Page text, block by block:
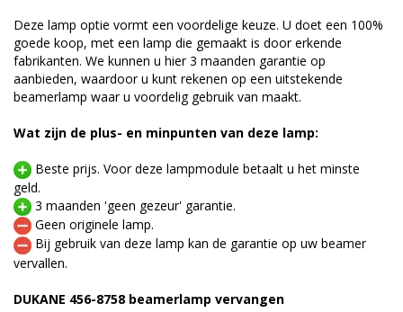
Deze lamp optie vormt een voordelige keuze. U doet een 100%
goede koop, met een lamp die gemaakt is door erkende
fabrikanten. We kunnen u hier 3 maanden garantie op
aanbieden, waardoor u kunt rekenen op een uitstekende
beamerlamp waar u voordelig gebruik van maakt.
Wat zijn de plus- en minpunten van deze lamp:
Beste prijs. Voor deze lampmodule betaalt u het minste
geld.
3 maanden 'geen gezeur' garantie.
Geen originele lamp.
Bij gebruik van deze lamp kan de garantie op uw beamer
vervallen.
DUKANE 456-8758 beamerlamp vervangen